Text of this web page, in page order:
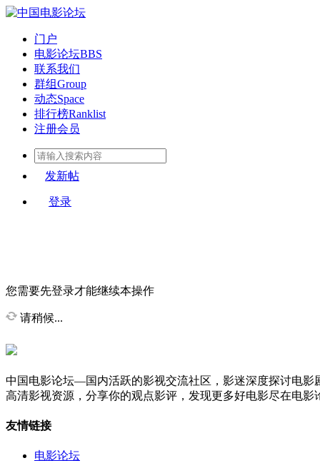
门户
电影论坛BBS
联系我们
群组Group
动态Space
排行榜Ranklist
注册会员
发新帖
登录
您需要先登录才能继续本操作
请稍候...
中国电影论坛—国内活跃的影视交流社区，影迷深度探讨电
高清影视资源，分享你的观点影评，发现更多好电影尽在电影
友情链接
电影论坛